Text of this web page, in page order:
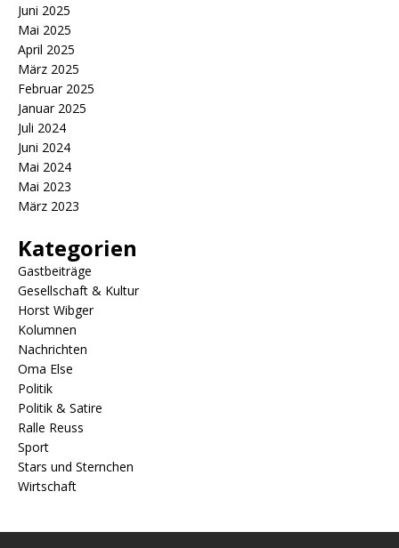
Juni 2025
Mai 2025
April 2025
März 2025
Februar 2025
Januar 2025
Juli 2024
Juni 2024
Mai 2024
Mai 2023
März 2023
Kategorien
Gastbeiträge
Gesellschaft & Kultur
Horst Wibger
Kolumnen
Nachrichten
Oma Else
Politik
Politik & Satire
Ralle Reuss
Sport
Stars und Sternchen
Wirtschaft